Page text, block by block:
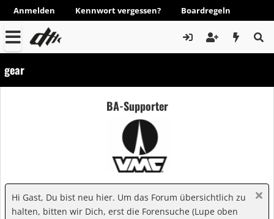
Anmelden Kennwort vergessen? Boardregeln
gear
BA-Supporter
Hi Gast, Du bist neu hier. Um das Forum übersichtlich zu
halten, bitten wir Dich, erst die Forensuche (Lupe oben